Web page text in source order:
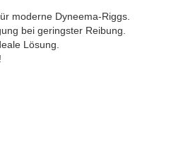
moderne Dyneema-Riggs.
bei geringster Reibung.
Lösung.